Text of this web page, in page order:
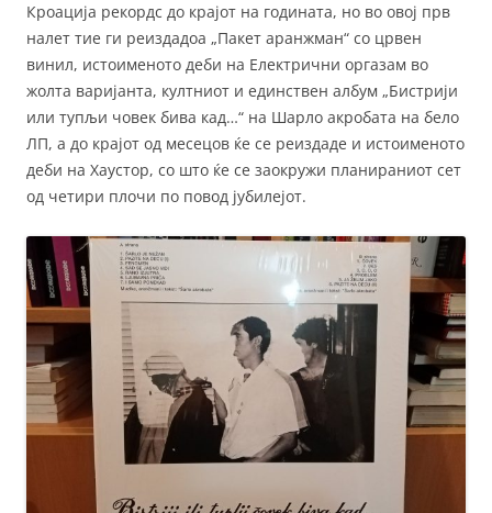
Кроација рекордс до крајот на годината, но во овој прв
налет тие ги реиздадоа „Пакет аранжман“ со црвен
винил, истоименото деби на Електрични оргазам во
жолта варијанта, култниот и единствен албум „Бистрији
или тупљи човек бива кад…“ на Шарло акробата на бело
ЛП, а до крајот од месецов ќе се реиздаде и истоименото
деби на Хаустор, со што ќе се заокружи планираниот сет
од четири плочи по повод јубилејот.